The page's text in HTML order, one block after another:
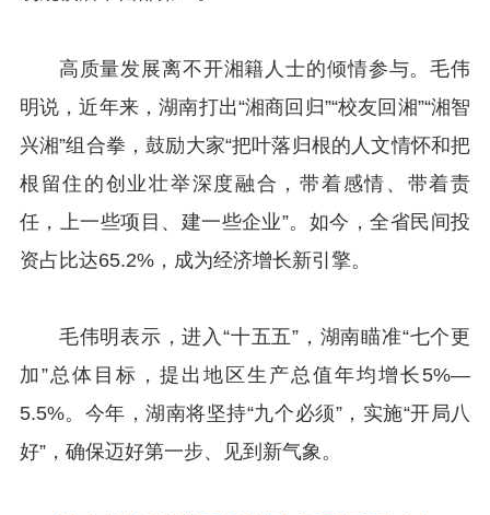
高质量发展离不开湘籍人士的倾情参与。毛伟
明说，近年来，湖南打出“湘商回归”“校友回湘”“湘智
兴湘”组合拳，鼓励大家“把叶落归根的人文情怀和把
根留住的创业壮举深度融合，带着感情、带着责
任，上一些项目、建一些企业”。如今，全省民间投
资占比达65.2%，成为经济增长新引擎。
毛伟明表示，进入“十五五”，湖南瞄准“七个更
加”总体目标，提出地区生产总值年均增长5%—
5.5%。今年，湖南将坚持“九个必须”，实施“开局八
好”，确保迈好第一步、见到新气象。